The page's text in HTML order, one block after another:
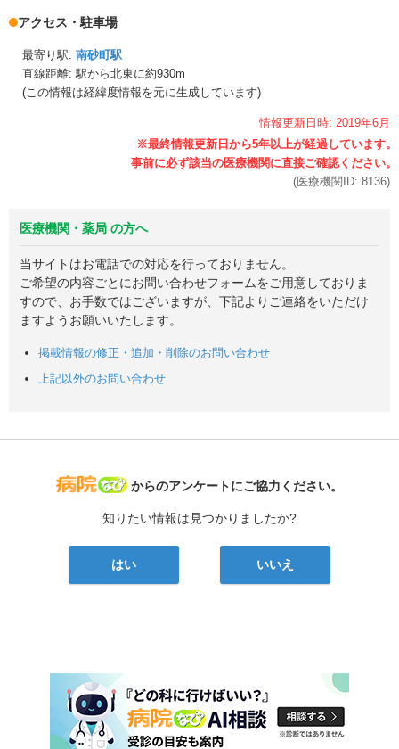
アクセス・駐車場
最寄り駅: 南砂町駅
直線距離: 駅から北東に約930m
(この情報は経緯度情報を元に生成しています)
情報更新日時: 2019年6月
(医療機関ID: 8136)
医療機関・薬局 の方へ
当サイトはお電話での対応を行っておりません。
ご希望の内容ごとにお問い合わせフォームをご用意しておりま
すので、お手数ではございますが、下記よりご連絡をいただけ
ますようお願いいたします。
掲載情報の修正・追加・削除のお問い合わせ
上記以外のお問い合わせ
病院なび
からのアンケートにご協力ください。
知りたい情報は見つかりましたか?
はい いいえ